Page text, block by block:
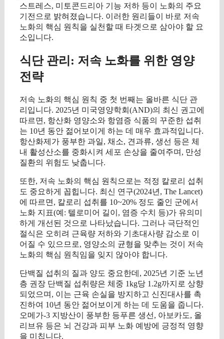
스트레스, 미토콘드리아 기능 저하 등이 노화의 주요
기전으로 밝혀졌습니다. 이러한 원리들이 바로 저속
노화의 핵심 원칙을 실천할 때 타겟으로 삼아야 할 요
소입니다.
식단 관리: 저속 노화를 위한 영양
전략
저속 노화의 핵심 원칙 중 첫 번째는 올바른 식단 관
리입니다. 2025년 미국영양학회(AND)의 최신 권고에
따르면, 항산화 영양소와 항염증 식품의 꾸준한 섭취
는 10년 동안 젊어보이게 하는 데 매우 효과적입니다.
항산화제가 풍부한 과일, 채소, 견과류, 생선 등은 체
내 활성산소를 중화시켜 세포 손상을 줄여주며, 만성
질환의 위험도 낮춥니다.
또한, 저속 노화의 핵심 원칙으로는 적정 칼로리 섭취
도 중요하게 꼽힙니다. 최신 연구(2024년, The Lancet)
에 따르면, 칼로리 섭취를 10~20% 정도 줄인 군에서
노화 지표(예: 텔로미어 길이, 염증 수치 등)가 유의미
하게 개선된 것으로 나타났습니다. 그러나 극단적인
절식은 오히려 근육량 저하와 기초대사량 감소로 이
어질 수 있으므로, 영양소의 균형을 맞추는 것이 저속
노화의 핵심 원칙임을 잊지 않아야 합니다.
단백질 섭취의 질과 양도 중요한데, 2025년 기준 노년
층 권장 단백질 섭취량은 체중 1kg당 1.2g까지로 상향
되었으며, 이는 근육 손실을 방지하고 신진대사를 촉
진하여 10년 동안 젊어보이게 하는 데 도움을 줍니다.
오메가-3 지방산이 풍부한 등푸른 생선, 아보카도, 올
리브유 등은 뇌 건강과 피부 노화 예방에 긍정적 영향
을 미칩니다.